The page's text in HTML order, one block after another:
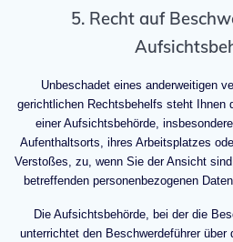
5. Recht auf
Unbeschadet eines anderweitigen
gerichtlichen Rechtsbehelfs steht Ihnen
einer Aufsichtsbehörde,
Aufenthaltsorts, ihres Arbeitsplatzes
Verstoßes, zu, wenn Sie der Ansicht
betreffenden personenbezogenen
Die Aufsichtsbehörde, bei der die
unterrichtet den Beschwerdeführer